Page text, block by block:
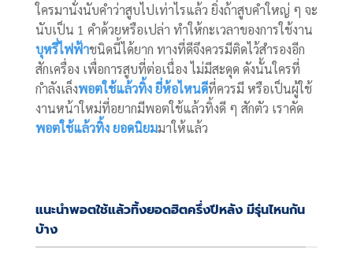
ใครมานั่งนับคำว่าสูบไปเท่าไรแล้ว ยิ่งถ้าสูบคำใหญ่ ๆ จะ
นับเป็น 1 คำด้วยหรือเปล่า ทำให้กะเวลาของการใช้งาน
บุหรี่ไฟฟ้าชนิดนี้ได้ยาก ทางที่ดีจึงควรมีติดไว้สำรองอีก
สักเครื่อง เพื่อการสูบที่ต่อเนื่อง ไม่มีสะดุด ดังนั้นใครที่
กำลังเล็งพอตใช้แล้วทิ้ง ยี่ห้อไหนดีที่ควรมี หรือเป็นผู้ใช้
งานหน้าใหม่ที่อยากมีพอตใช้แล้วทิ้งดี ๆ สักตัว เราคัด
พอตใช้แล้วทิ้ง ยอดนิยมมาให้แล้ว
แนะนำพอตใช้แล้วทิ้งยอดฮิตครึ่งปีหลัง มีรุ่นไหนกัน
บ้าง